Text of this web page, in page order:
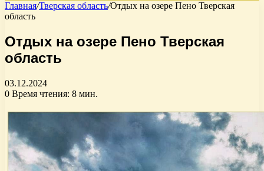
Главная/Тверская область/Отдых на озере Пено Тверская
область
Отдых на озере Пено Тверская
область
03.12.2024
0 Время чтения: 8 мин.